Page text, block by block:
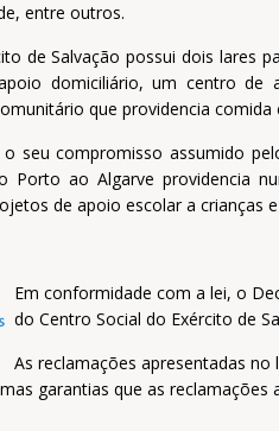
entre outros.
de Salvação possui dois lares
domiciliário, um centro de
que providencia comida
seu compromisso assumido
Porto ao Algarve providencia
de apoio escolar a crianças
Em conformidade com a lei, o
do Centro Social do Exército de
As reclamações apresentadas
garantias que as